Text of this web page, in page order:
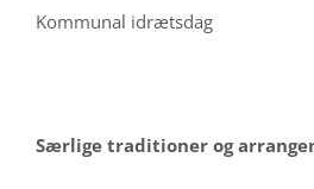
Kommunal idrætsdag
Særlige traditioner og